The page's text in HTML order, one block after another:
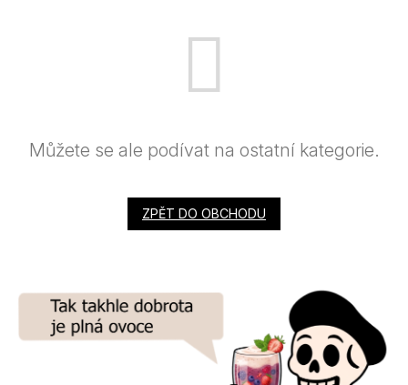
Můžete se ale podívat na ostatní kategorie.
ZPĚT DO OBCHODU